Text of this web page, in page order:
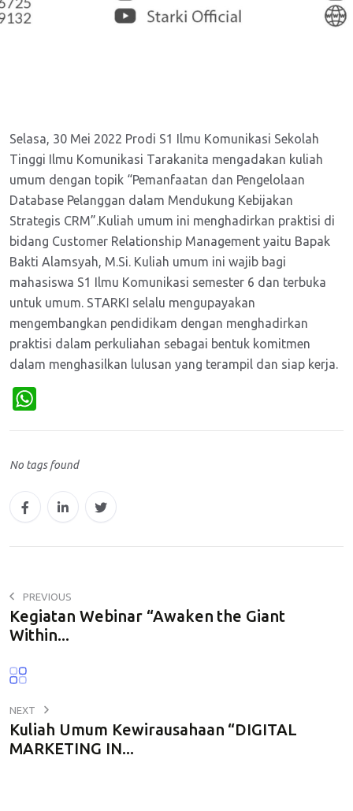
Selasa, 30 Mei 2022 Prodi S1 Ilmu Komunikasi Sekolah
Tinggi Ilmu Komunikasi Tarakanita mengadakan kuliah
umum dengan topik “Pemanfaatan dan Pengelolaan
Database Pelanggan dalam Mendukung Kebijakan
Strategis CRM”.Kuliah umum ini menghadirkan praktisi di
bidang Customer Relationship Management yaitu Bapak
Bakti Alamsyah, M.Si. Kuliah umum ini wajib bagi
mahasiswa S1 Ilmu Komunikasi semester 6 dan terbuka
untuk umum. STARKI selalu mengupayakan
mengembangkan pendidikam dengan menghadirkan
praktisi dalam perkuliahan sebagai bentuk komitmen
dalam menghasilkan lulusan yang terampil dan siap kerja.
t
A
No tags found
PREVIOUS
Kegiatan Webinar “Awaken the Giant
Within...
NEXT
Kuliah Umum Kewirausahaan “DIGITAL
MARKETING IN...